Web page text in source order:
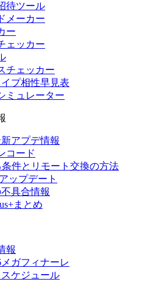
待ツール
メーカー
ー
ェッカー
チェッカー
プ相性早見表
ミュレーター
アプデ情報
コード
件とリモート交換の方法
ップデート
具合情報
まとめ
報
ガフィナーレ
ケジュール